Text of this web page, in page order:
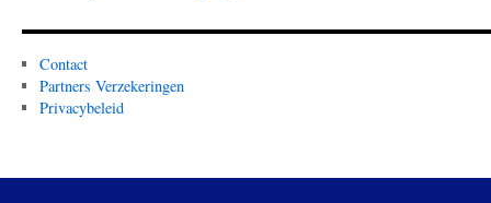
Contact
Partners Verzekeringen
Privacybeleid